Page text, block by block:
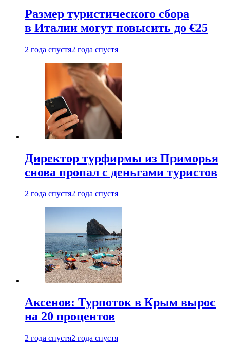
Размер туристического сбора
в Италии могут повысить до €25
2 года спустя2 года спустя
Директор турфирмы из Приморья
снова пропал с деньгами туристов
2 года спустя2 года спустя
Аксенов: Турпоток в Крым вырос
на 20 процентов
2 года спустя2 года спустя